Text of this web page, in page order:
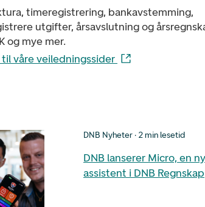
timeregistrering, bankavstemming,
utgifter, årsavslutning og
og mye mer.
til våre veiledningssider
DNB Nyheter · 2 min lesetid
DNB lanserer Micro, en
assistent i DNB Regnskap